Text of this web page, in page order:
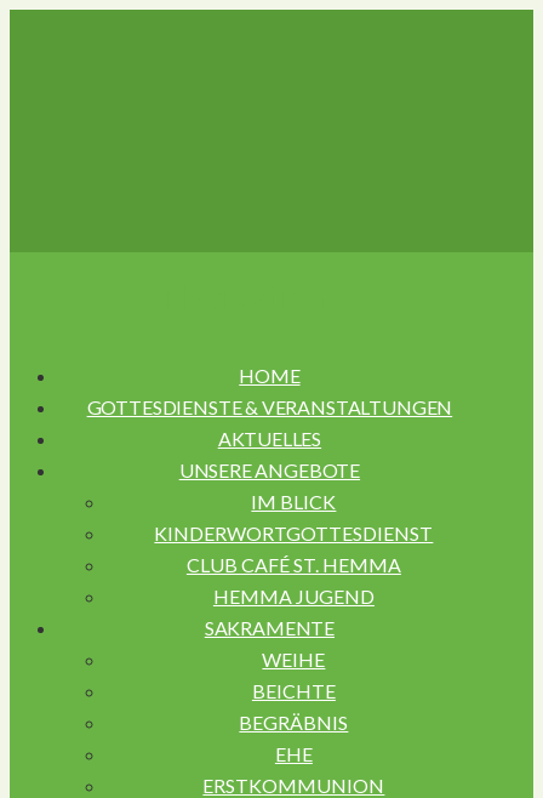
HOME
GOTTESDIENSTE & VERANSTALTUNGEN
AKTUELLES
UNSERE ANGEBOTE
IM BLICK
KINDERWORTGOTTESDIENST
CLUB CAFÉ ST. HEMMA
HEMMA JUGEND
SAKRAMENTE
WEIHE
BEICHTE
BEGRÄBNIS
EHE
ERSTKOMMUNION